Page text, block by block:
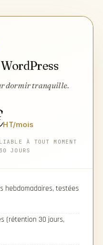
dormir tranquille.
HT/mois
À TOUT MOMENT
JOURS
hebdomadaires, testées
(rétention 30 jours,